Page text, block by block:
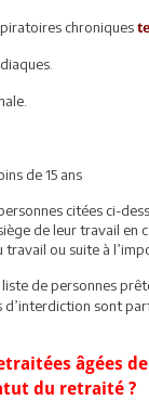
chroniques
de 15 ans
citées ci-
de leur travail en
travail ou suite à
de personnes
d’interdiction sont
âgées
du retraité ?